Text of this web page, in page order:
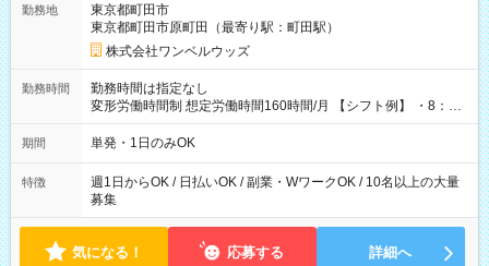
勤務地
東京都町田市
東京都町田市原町田（最寄り駅：町田駅）
株式会社ワンベルウッズ
勤務時間
勤務時間は指定なし
変形労働時間制 想定労働時間160時間/月 【シフト例】 ・8：00
～21：00
期間 単発・1日のみOK
特徴
週1日からOK / 日払いOK / 副業・WワークOK / 10名以上の大量
募集
気になる！ 応募する 詳細へ